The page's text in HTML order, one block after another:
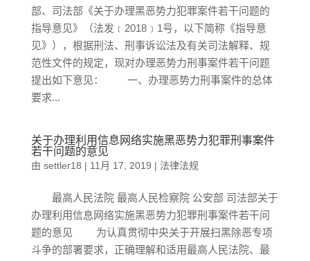
部、司法部《关于办理黑恶势力犯罪案件若干问题的
指导意见》（法发﹝2018﹞1号，以下简称《指导意
见》），根据刑法、刑事诉讼法及有关司法解释、规
范性文件的规定，现对办理恶势力刑事案件若干问题
提出如下意见： 一、办理恶势力刑事案件的总体
要求...
关于办理利用信息网络实施黑恶势力犯罪刑事案件
若干问题的意见
由 settler18 | 11月 17, 2019 | 法律法规
最高人民法院 最高人民检察院 公安部 司法部关于
办理利用信息网络实施黑恶势力犯罪刑事案件若干问
题的意见 为认真贯彻中央关于开展扫黑除恶专项
斗争的部署要求，正确理解和适用最高人民法院、最